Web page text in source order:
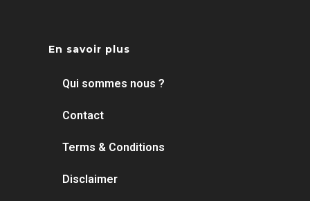
En savoir plus
Qui sommes nous ?
Contact
Terms & Conditions
Disclaimer